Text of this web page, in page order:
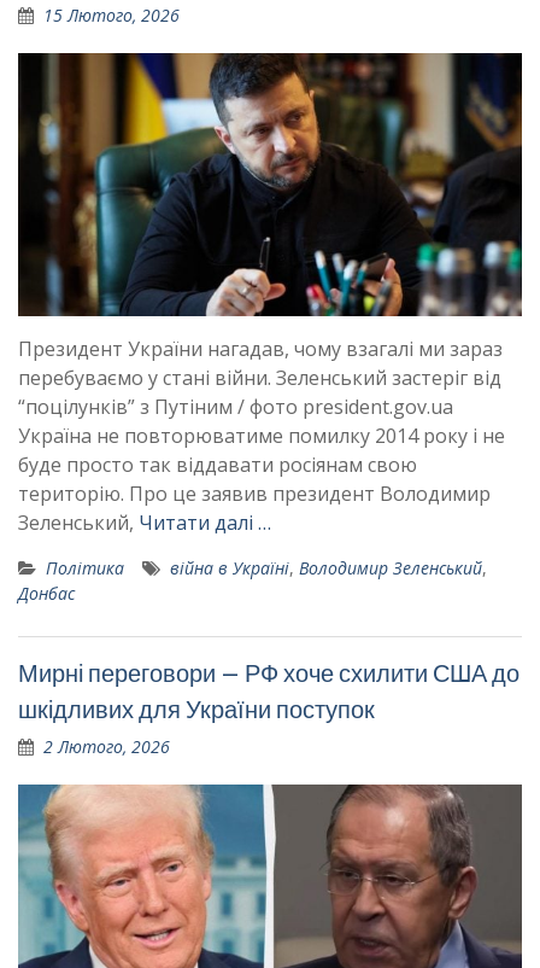
15 Лютого, 2026
Президент України нагадав, чому взагалі ми зараз
перебуваємо у стані війни. Зеленський застеріг від
“поцілунків” з Путіним / фото president.gov.ua
Україна не повторюватиме помилку 2014 року і не
буде просто так віддавати росіянам свою
територію. Про це заявив президент Володимир
Зеленський, Читати далі …
Політика війна в Україні, Володимир Зеленський,
Донбас
Мирні переговори – РФ хоче схилити США до
шкідливих для України поступок
2 Лютого, 2026